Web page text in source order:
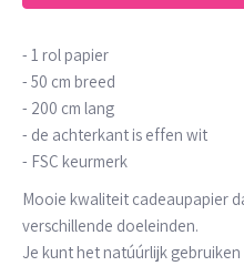
- 1 rol papier
- 50 cm breed
- 200 cm lang
- de achterkant is effen wit
- FSC keurmerk
Mooie kwaliteit cadeaupapier
verschillende doeleinden.
Je kunt het natúúrlijk